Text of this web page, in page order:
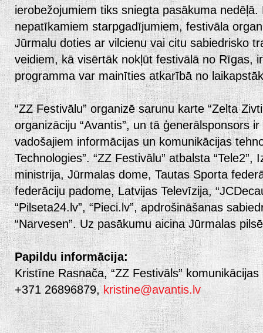
ierobežojumiem tiks sniegta pasākuma
nepatīkamiem starpgadījumiem, festivāla
Jūrmalu doties ar vilcienu vai citu sabiedrisko
veidiem, kā visērtāk nokļūt festivālā no Rīgas,
programma var mainīties atkarībā no
“ZZ Festivālu” organizē sarunu karte “Zelta
organizāciju “Avantis”, un tā ģenerālsponsors
vadošajiem informācijas un komunikācijas
Technologies”. “ZZ Festivālu” atbalsta
ministrija, Jūrmalas dome, Tautas Sporta
federāciju padome, Latvijas Televīzija,
“Pilseta24.lv”, “Pieci.lv”, apdrošināšanas
“Narvesen”. Uz pasākumu aicina Jūrmalas
Papildu informācija:
Kristīne Rasnača, “ZZ Festivāls”
+371 26896879,kristine@avantis.lv